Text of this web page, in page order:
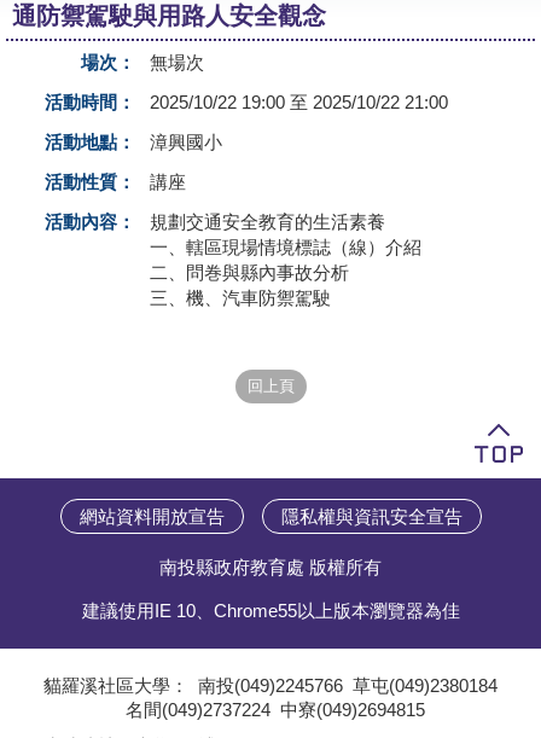
志工與社團
社大學習Q&A
友站連結
網路選課
通防禦駕駛與用路人安全觀念
場次：
無場次
活動時間：
2025/10/22 19:00 至 2025/10/22 21:00
活動地點：
漳興國小
活動性質：
講座
活動內容：
規劃交通安全教育的生活素養
一、轄區現場情境標誌（線）介紹
二、問巻與縣內事故分析
三、機、汽車防禦駕駛
網站資料開放宣告 隱私權與資訊安全宣告
南投縣政府教育處 版權所有
建議使用IE 10、Chrome55以上版本瀏覽器為佳
貓羅溪社區大學： 南投(049)2245766 草屯(049)2380184
名間(049)2737224 中寮(049)2694815